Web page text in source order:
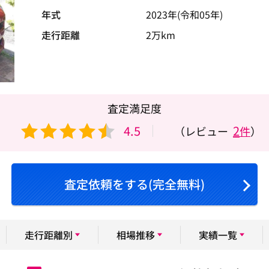
年式
2023年(令和05年)
走行距離
2万km
査定満足度
4.5 （レビュー 2件）
査定依頼をする(完全無料)
走行距離別 相場推移 実績一覧